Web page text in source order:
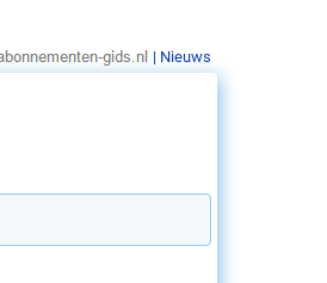
| Nieuws